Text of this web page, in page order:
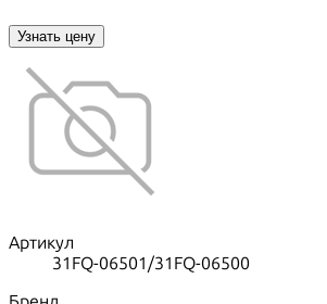
Узнать цену
Артикул
31FQ-06501/31FQ-06500